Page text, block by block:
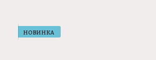
НОВИНКА